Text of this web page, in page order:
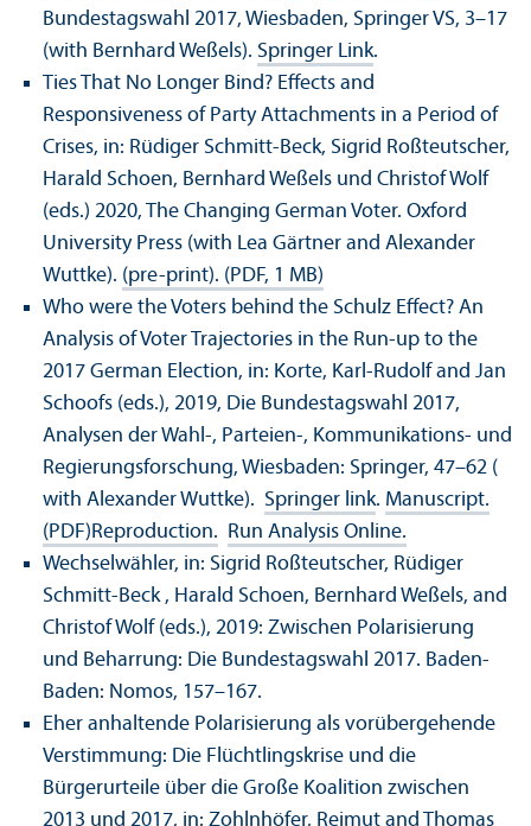
Bundestagswahl 2017, Wiesbaden, Springer VS, 3–17
(with Bernhard Weßels). Springer Link.
Ties That No Longer Bind? Effects and
Responsiveness of Party Attachments in a Period of
Crises, in: Rüdiger Schmitt-Beck, Sigrid Roßteutscher,
Harald Schoen, Bernhard Weßels und Christof Wolf
(eds.) 2020, The Changing German Voter. Oxford
University Press (with Lea Gärtner and Alexander
Wuttke). (pre-print). (PDF, 1 MB)
Who were the Voters behind the Schulz Effect? An
Analysis of Voter Trajectories in the Run-up to the
2017 German Election, in: Korte, Karl-Rudolf and Jan
Schoofs (eds.), 2019, Die Bundestagswahl 2017,
Analysen der Wahl-, Parteien-, Kommunikations- und
Regierungsforschung, Wiesbaden: Springer, 47–62 (
with Alexander Wuttke). Springer link. Manuscript.
(PDF)Reproduction. Run Analysis Online.
Wechselwähler, in: Sigrid Roßteutscher, Rüdiger
Schmitt-Beck , Harald Schoen, Bernhard Weßels, and
Christof Wolf (eds.), 2019: Zwischen Polarisierung
und Beharrung: Die Bundestagswahl 2017. Baden-
Baden: Nomos, 157–167.
Eher anhaltende Polarisierung als vorübergehende
Verstimmung: Die Flüchtlingskrise und die
Bürgerurteile über die Große Koalition zwischen
2013 und 2017, in: Zohlnhöfer, Reimut and Thomas